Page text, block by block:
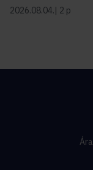
2026.08.04. 2 p